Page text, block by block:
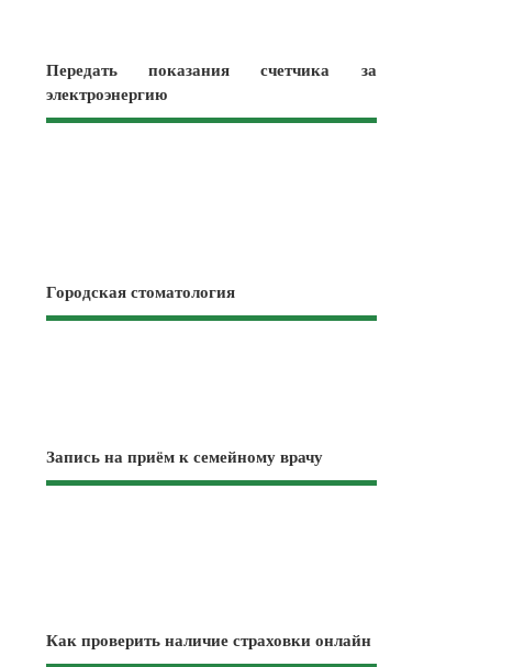
Передать показания счетчика за
электроэнергию
Городская стоматология
Запись на приём к семейному врачу
Как проверить наличие страховки онлайн